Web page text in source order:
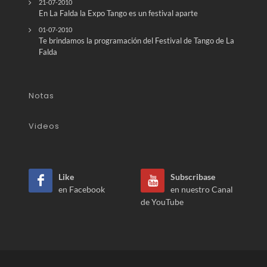
21-07-2010
En La Falda la Expo Tango es un festival aparte
01-07-2010
Te brindamos la programación del Festival de Tango de La
Falda
Notas
Videos
Like
en Facebook
Subscribase
en nuestro Canal
de YouTube